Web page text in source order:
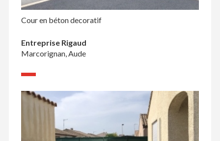
Cour en béton decoratif
Entreprise Rigaud
Marcorignan, Aude